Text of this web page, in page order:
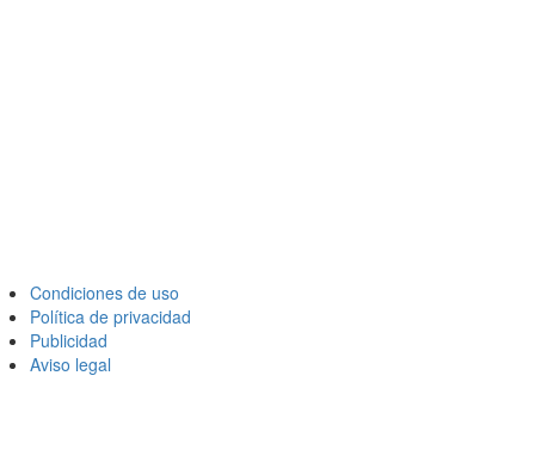
Condiciones de uso
Política de privacidad
Publicidad
Aviso legal